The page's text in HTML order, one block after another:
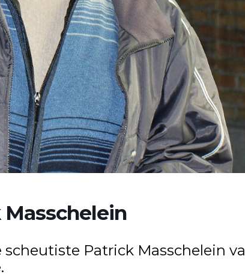
Patrick Masschelein va